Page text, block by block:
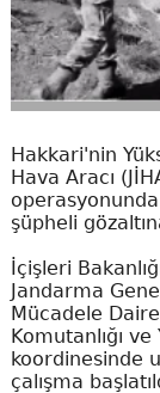
Hakkari'nin
Hava Aracı
şüpheli
İçişleri
Jandarma
Mücadele
Komutanlığı ve
koordinesinde
çalışma